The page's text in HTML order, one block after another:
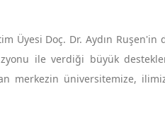
Üyesi Doç. Dr. Aydın Ruşen'in
ile verdiği büyük
üniversitemize,